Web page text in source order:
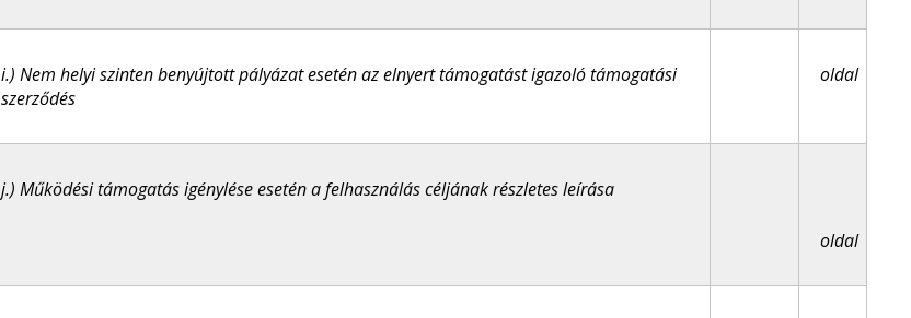
i.) Nem helyi szinten benyújtott pályázat esetén az elnyert támogatást igazoló támogatási
szerződés
oldal
j.) Működési támogatás igénylése esetén a felhasználás céljának részletes leírása
oldal